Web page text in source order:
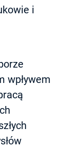
i
wpływem